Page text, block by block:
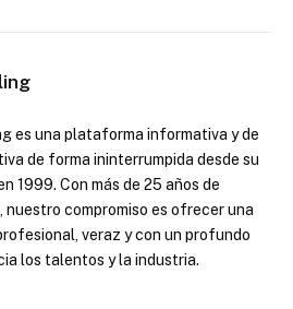
es una plataforma informativa y de
de forma ininterrumpida desde su
1999. Con más de 25 años de
nuestro compromiso es ofrecer una
veraz y con un profundo
los talentos y la industria.